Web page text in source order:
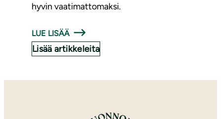
hyvin vaatimattomaksi.
LUE LISÄÄ
Lisää artikkeleita